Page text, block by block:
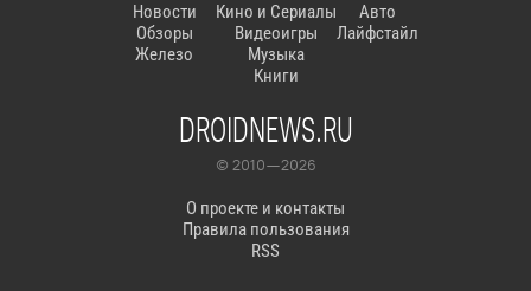
DROIDNEWS.RU
© 2010 — 2026
О проекте и контакты
Правила пользования
RSS
Новости
Обзоры
Железо
Кино и Сериалы
Видеоигры
Музыка
Книги
Авто
Лайфстайл